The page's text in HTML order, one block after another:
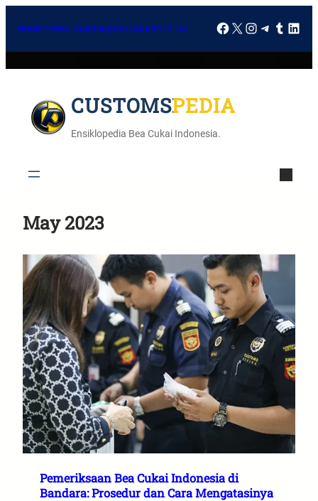
HOMEDOWNLOADFAQKONTAKABOUT US
CUSTOMSPEDIA
Ensiklopedia Bea Cukai Indonesia.
May 2023
Pemeriksaan Bea Cukai Indonesia di
Bandara: Prosedur dan Cara Mengatasinya